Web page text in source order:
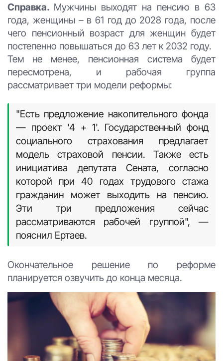
Справка. Мужчины выходят на пенсию в 63
года, женщины – в 61 год до 2028 года, после
чего пенсионный возраст для женщин будет
постепенно повышаться до 63 лет к 2032 году.
Тем не менее, пенсионная система будет
пересмотрена, и рабочая группа
рассматривает три модели реформы:
"Есть предложение накопительного фонда
— проект '4 + 1'. Государственный фонд
социального страхования предлагает
модель страховой пенсии. Также есть
инициатива депутата Сената, согласно
которой при 40 годах трудового стажа
гражданин может выходить на пенсию.
Эти три предложения сейчас
рассматриваются рабочей группой", —
пояснил Ертаев.
Окончательное решение по реформе
планируется озвучить до конца месяца.